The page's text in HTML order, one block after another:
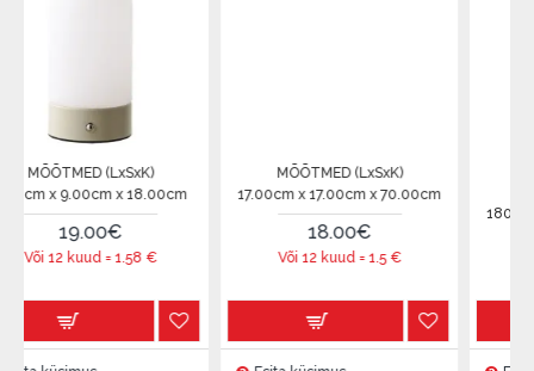
(LxSxK)
x 18.00cm
1.58 €
MÕÕTMED (LxSxK)
17.00cm x 17.00cm x 70.00cm
1.5€
MÕÕTMED
180.00cm x 6.00cm